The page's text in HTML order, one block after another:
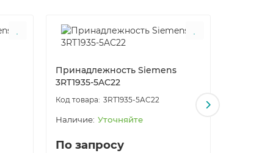
Принадлежность Siemens
3RT1935-5AC22
3RT1935-5AC22
Уточняйте
По запросу